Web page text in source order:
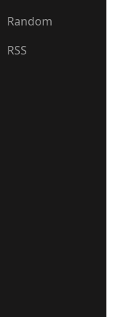
Random
RSS